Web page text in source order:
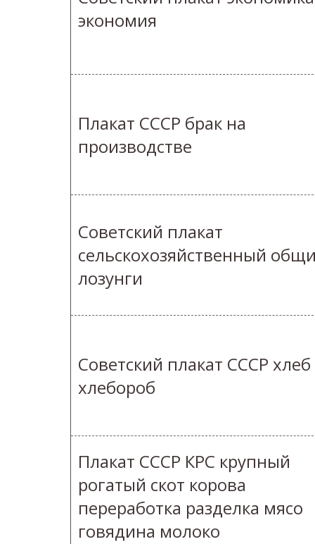
экономия
Плакат СССР брак на
производстве
Советский плакат
сельскохозяйственный
лозунги
Советский плакат СССР хлеб
хлебороб
Плакат СССР КРС крупный
рогатый скот корова
переработка разделка мясо
говядина молоко